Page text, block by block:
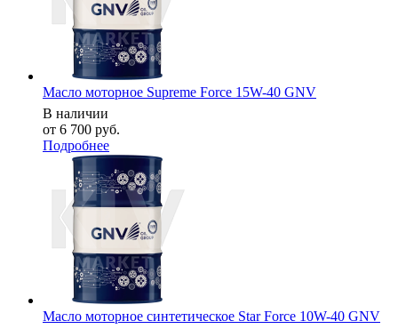
Масло моторное Supreme Force 15W-40 GNV
В наличии
от 6 700 руб.
Подробнее
Масло моторное синтетическое Star Force 10W-40 GNV